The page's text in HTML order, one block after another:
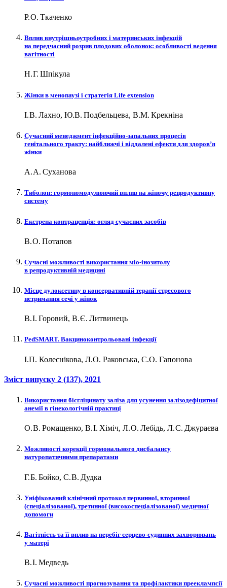
Р. О. Ткаченко
Вплив внутрішньоутробних і материнських інфекцій
на передчасний розрив плодових оболонок: особливості ведення
вагітності
Н. Г. Шпікула
Жінки в менопаузі і стратегія Life еxtension
І. В. Лахно, Ю.В. Подбельцева, В.М. Крекніна
Сучасний менеджмент інфекційно-запальних процесів
генітального тракту: найближчі і віддалені ефекти для здоров’я
жінки
А. А. Суханова
Тиболон: гормономодулюючий вплив на жіночу репродуктивну
систему
Екстрена контрацепція: огляд сучасних засобів
В. О. Потапов
Сучасні можливості використання міо-інозитолу
в репродуктивній медицині
Місце дулоксетину в консервативній терапії стресового
нетримання сечі у жінок
В. І. Горовий, В. Є. Литвинець
PedSMART. Вакциноконтрольовані інфекції
І.П. Колеснікова, Л.О. Раковська, С.О. Гапонова
Зміст випуску 2 (137), 2021
Використання бісгліцинату заліза для усунення залізодефіцитної
анемії в гінекологічній практиці
О. В. Ромащенко, В. І. Хіміч, Л. О. Лебідь, Л. С. Джураєва
Можливості корекції гормонального дисбалансу
натуропатичними препаратами
Г. Б. Бойко, С. В. Дудка
Уніфікований клінічний протокол первинної, вторинної
(спеціалізованої), третинної (високоспеціалізованої) медичної
допомоги
Вагітність та її вплив на перебіг серцево-судинних захворювань
у матері
В. І. Медведь
Сучасні можливості прогнозування та профілактики прееклампсії